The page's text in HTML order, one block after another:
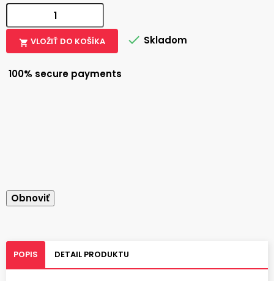
 VLOŽIŤ DO KOŠÍKA  Skladom
100% secure payments
POPIS DETAIL PRODUKTU